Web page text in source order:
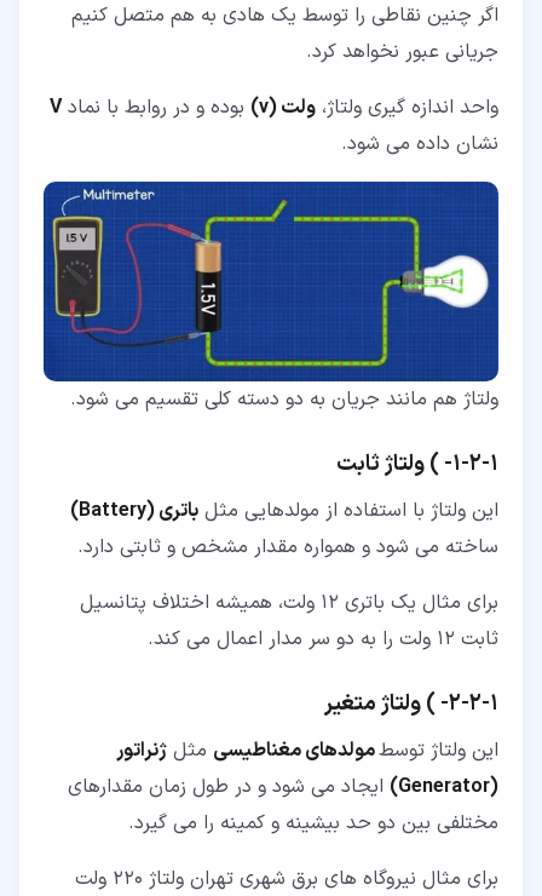
اگر چنین نقاطی را توسط یک هادی به هم متصل کنیم
جریانی عبور نخواهد کرد.
واحد اندازه گیری ولتاژ، ولت (v) بوده و در روابط با نمادV
نشان داده می شود.
ولتاژ هم مانند جریان به دو دسته کلی تقسیم می شود.
۱‏-‏۲‏-‏۱‏- ) ولتاژ ثابت
این ولتاژ با استفاده از مولدهایی مثل باتری (Battery)
ساخته می شود و همواره مقدار مشخص و ثابتی دارد.
برای مثال یک باتری 12 ولت، همیشه اختلاف پتانسیل
ثابت 12 ولت را به دو سر مدار اعمال می کند.
۱‏-‏۲‏-‏۲‏- ) ولتاژ متغیر
این ولتاژ توسطمولدهای مغناطیسی مثل ژنراتور
(Generator)
ایجاد می شود و در طول زمان مقدارهای
مختلفی بین دو حد بیشینه و کمینه را می گیرد.
برای مثال نیروگاه های برق شهری تهران ولتاژ 220 ولت